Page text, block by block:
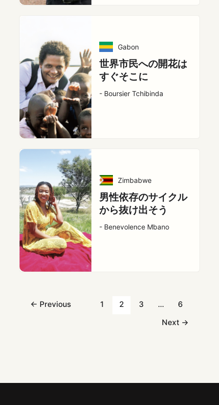
Gabon
世界市民への開花は
すぐそこに
- Boursier Tchibinda
Zimbabwe
男性依存のサイクル
から抜け出そう
- Benevolence Mbano
← Previous 1 2 3 …
6
Next →